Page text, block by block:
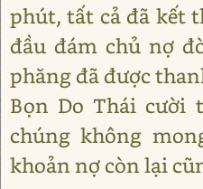
phút, tất cả đã kết
đầu đám chủ nợ
phăng đã được
Bọn Do Thái cười
chúng không
khoản nợ còn lại